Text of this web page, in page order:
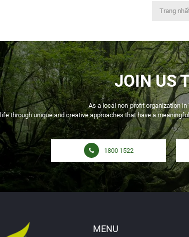
Trang
JOIN US
As a local non-profit organization
through unique and creative approaches that have a
1800 1522
MENU